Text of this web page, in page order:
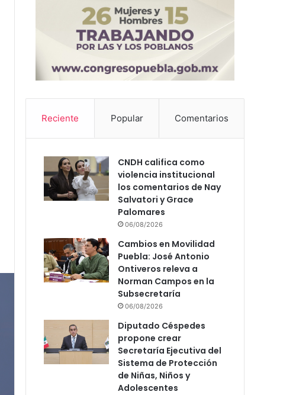
Reciente Popular Comentarios
CNDH califica como
violencia institucional
los comentarios de Nay
Salvatori y Grace
Palomares
06/08/2026
Cambios en Movilidad
Puebla: José Antonio
Ontiveros releva a
Norman Campos en la
Subsecretaría
06/08/2026
Diputado Céspedes
propone crear
Secretaría Ejecutiva del
Sistema de Protección
de Niñas, Niños y
Adolescentes